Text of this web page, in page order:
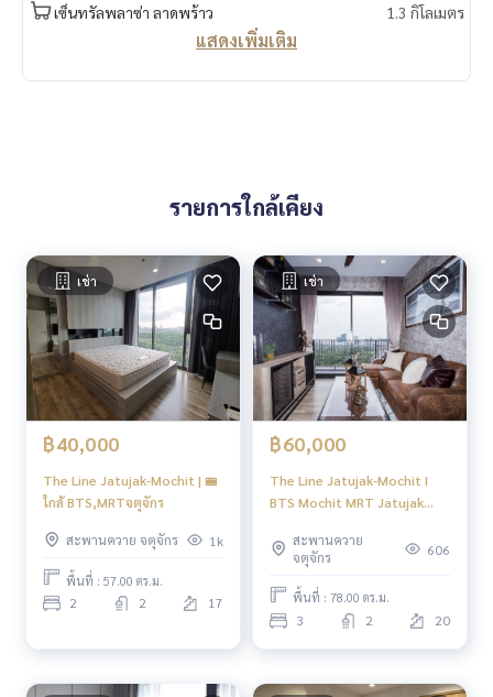
เซ็นทรัลพลาซ่า ลาดพร้าว
1.3 กิโลเมตร
แสดงเพิ่มเติม
รายการใกล้เคียง
เช่า
฿40,000
The Line Jatujak-Mochit | 🚝
ใกล้ BTS,MRTจตุจักร
สะพานควาย จตุจักร 1k
พื้นที่ : 57.00 ตร.ม.
2 2 17
เช่า
฿60,000
The Line Jatujak-Mochit I
BTS Mochit MRT Jatujak
สะพานควาย
จตุจักร
606
พื้นที่ : 78.00 ตร.ม.
3 2 20